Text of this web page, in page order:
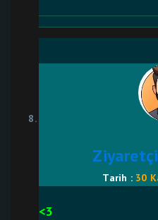
Tarih : 30
<3